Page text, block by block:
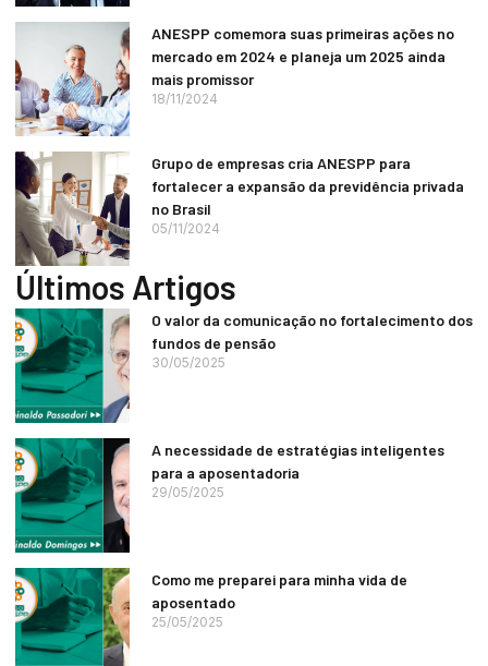
ANESPP comemora suas primeiras ações no
mercado em 2024 e planeja um 2025 ainda
mais promissor
18/11/2024
Grupo de empresas cria ANESPP para
fortalecer a expansão da previdência privada
no Brasil
05/11/2024
Últimos Artigos
O valor da comunicação no fortalecimento dos
fundos de pensão
30/05/2025
A necessidade de estratégias inteligentes
para a aposentadoria
29/05/2025
Como me preparei para minha vida de
aposentado
25/05/2025